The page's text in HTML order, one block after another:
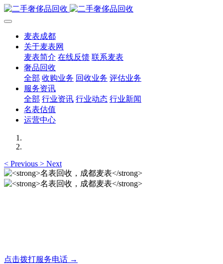
麦表成都
关于麦表网
麦表简介 在线反馈 联系麦表
奢品回收
全部 收购业务 回收业务 评估业务
服务资讯
全部 行业资讯 行业动态 行业新闻
名表估值
运营中心
< Previous > Next
点击拨打服务电话 →